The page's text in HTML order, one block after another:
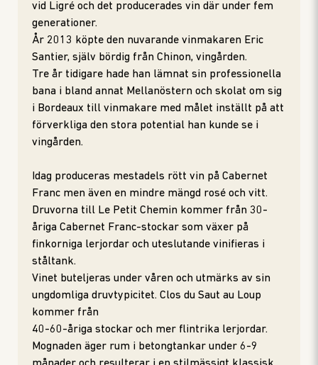
vid Ligré och det producerades vin där under fem
generationer.
År 2013 köpte den nuvarande vinmakaren Eric
Santier, själv bördig från Chinon, vingården.
Tre år tidigare hade han lämnat sin professionella
bana i bland annat Mellanöstern och skolat om sig
i Bordeaux till vinmakare med målet inställt på att
förverkliga den stora potential han kunde se i
vingården.
Idag produceras mestadels rött vin på Cabernet
Franc men även en mindre mängd rosé och vitt.
Druvorna till Le Petit Chemin kommer från 30-
åriga Cabernet Franc-stockar som växer på
finkorniga lerjordar och uteslutande vinifieras i
ståltank.
Vinet buteljeras under våren och utmärks av sin
ungdomliga druvtypicitet. Clos du Saut au Loup
kommer från
40-60-åriga stockar och mer flintrika lerjordar.
Mognaden äger rum i betongtankar under 6-9